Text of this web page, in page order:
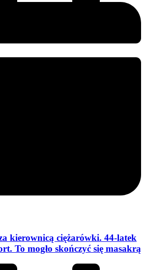
kierownicą ciężarówki. 44-latek
To mogło skończyć się masakrą